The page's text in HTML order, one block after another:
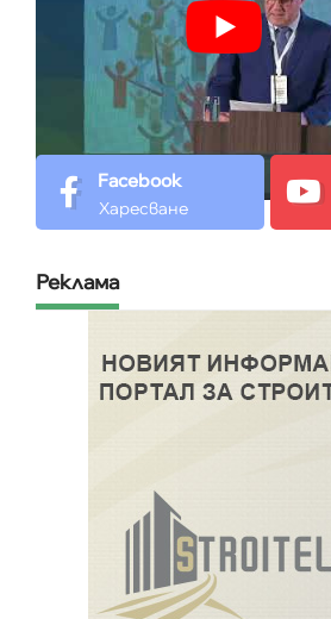
Facebook
Харесване
Реклама